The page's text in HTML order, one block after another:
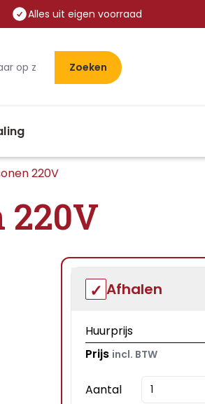
Alles uit eigen voorraad
Zoeken
220V
220V
Afhalen
Huurprijs
Prijs incl. BTW
Aantal